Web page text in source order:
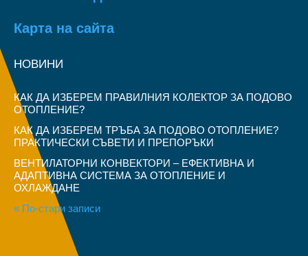
Карта на сайта
НОВИНИ
КАК ДА ИЗБЕРЕМ ПРАВИЛНИЯ КОЛЕКТОР ЗА ПОДОВО
ОТОПЛЕНИЕ?
КАК ДА ИЗБЕРЕМ ТРЪБА ЗА ПОДОВО ОТОПЛЕНИЕ?
ПРАКТИЧЕСКИ СЪВЕТИ И ПРЕПОРЪКИ
ВЕНТИЛАТОРНИ КОНВЕКТОРИ – ЕФЕКТИВНА И
АДАПТИВНА СИСТЕМА ЗА ОТОПЛЕНИЕ И
ОХЛАЖДАНЕ
« По-стари записи